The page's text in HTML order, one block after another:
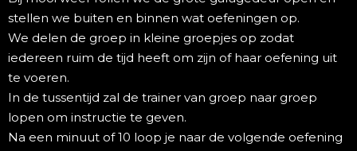
stellen we buiten en binnen wat oefeningen op.
We delen de groep in kleine groepjes op zodat
iedereen ruim de tijd heeft om zijn of haar oefening uit
te voeren.
In de tussentijd zal de trainer van groep naar groep
lopen om instructie te geven.
Na een minuut of 10 loop je naar de volgende oefening